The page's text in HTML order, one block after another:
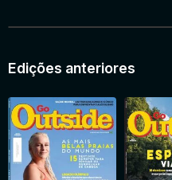
Edições anteriores